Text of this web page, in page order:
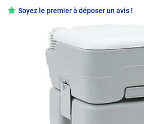
Soyez le premier à déposer un avis !